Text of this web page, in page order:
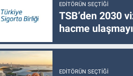
EDITÖRÜN SEÇTIĞI
TSB’den 2030
hacme
EDITÖRÜN SEÇTIĞI